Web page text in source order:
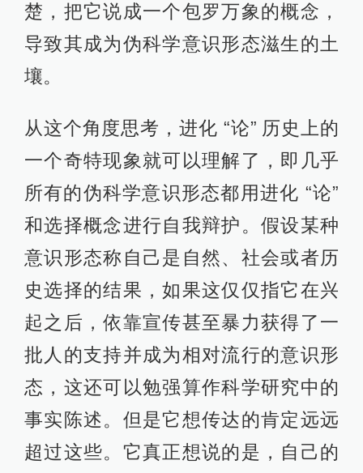
楚，把它说成一个包罗万象的概念，
导致其成为伪科学意识形态滋生的土
壤。
从这个角度思考，进化 “论” 历史上的
一个奇特现象就可以理解了，即几乎
所有的伪科学意识形态都用进化 “论”
和选择概念进行自我辩护。假设某种
意识形态称自己是自然、社会或者历
史选择的结果，如果这仅仅指它在兴
起之后，依靠宣传甚至暴力获得了一
批人的支持并成为相对流行的意识形
态，这还可以勉强算作科学研究中的
事实陈述。但是它想传达的肯定远远
超过这些。它真正想说的是，自己的